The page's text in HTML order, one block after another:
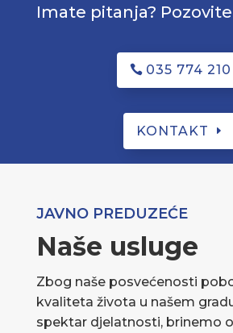
Imate pitanja?
035 774 210
KONTAKT
JAVNO PREDUZEĆE
Naše usluge
Zbog naše posvećenosti
kvaliteta života u našem
spektar djelatnosti, brinemo